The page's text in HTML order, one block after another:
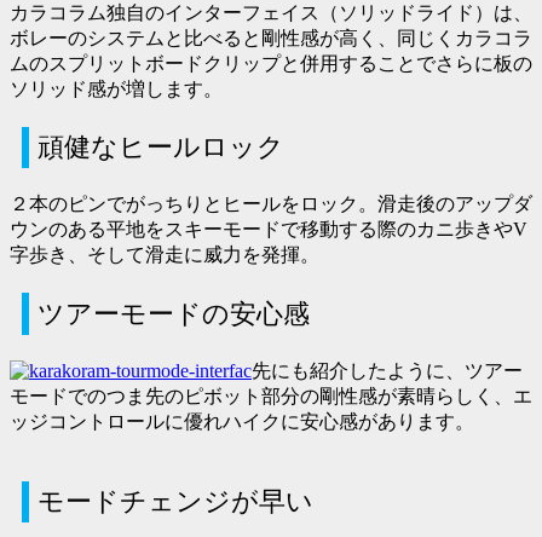
カラコラム独自のインターフェイス（ソリッドライド）は、
ボレーのシステムと比べると剛性感が高く、同じくカラコラ
ムのスプリットボードクリップと併用することでさらに板の
ソリッド感が増します。
頑健なヒールロック
２本のピンでがっちりとヒールをロック。滑走後のアップダ
ウンのある平地をスキーモードで移動する際のカニ歩きやV
字歩き、そして滑走に威力を発揮。
ツアーモードの安心感
先にも紹介したように、ツアー
モードでのつま先のピボット部分の剛性感が素晴らしく、エ
ッジコントロールに優れハイクに安心感があります。
モードチェンジが早い